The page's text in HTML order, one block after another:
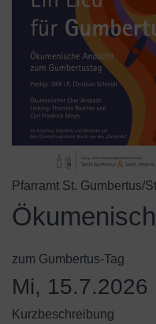
Pfarramt St. Gumbertus/
zum Gumbertus-Tag
Mi, 15.7.2026
Kurzbeschreibung